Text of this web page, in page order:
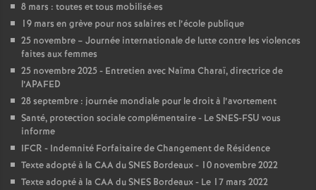
s
E
n
s
e
8 mars : toutes et tous mobilisé·es
19 mars en grève pour nos salaires et l’école publique
25 novembre – Journée internationale de lutte contre les violences
faites aux femmes
25 novembre 2025 - Entretien avec Naïma Charaï, directrice de
l’APAFED
28 septembre : journée mondiale pour le droit à l’avortement
Santé, protection sociale complémentaire - Le SNES-FSU vous
informe
IFCR - Indemnité Forfaitaire de Changement de Résidence
Texte adopté à la CAA du SNES Bordeaux - 10 novembre 2022
Texte adopté à la CAA du SNES Bordeaux - Le 17 mars 2022